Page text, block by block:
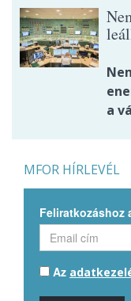
a
MFOR HÍRLEVÉL
Feliratkozáshoz
Az